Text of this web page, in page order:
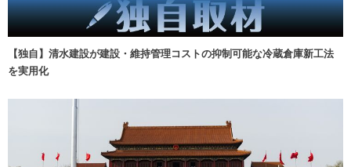
【独自】清水建設が建設・維持管理コストの抑制可能な冷蔵倉庫新工法
を実用化